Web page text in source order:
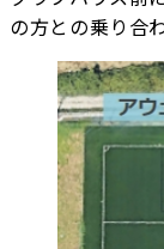
の方との乗り合